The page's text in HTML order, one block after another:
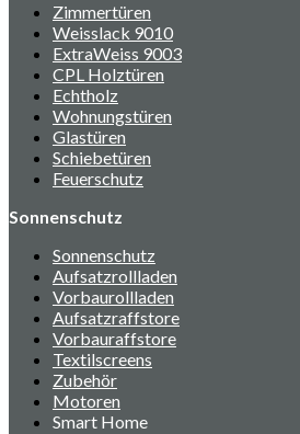
Zimmertüren
Weisslack 9010
ExtraWeiss 9003
CPL Holztüren
Echtholz
Wohnungstüren
Glastüren
Schiebetüren
Feuerschutz
Sonnenschutz
Sonnenschutz
Aufsatzrollladen
Vorbaurollladen
Aufsatzraffstore
Vorbauraffstore
Textilscreens
Zubehör
Motoren
Smart Home